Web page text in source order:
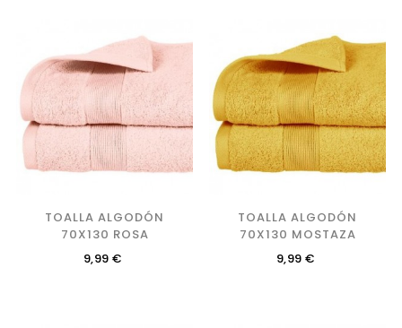
TOALLA ALGODÓN
70X130 ROSA
Precio
9,99 €
TOALLA ALGODÓN
70X130 MOSTAZA
Precio
9,99 €